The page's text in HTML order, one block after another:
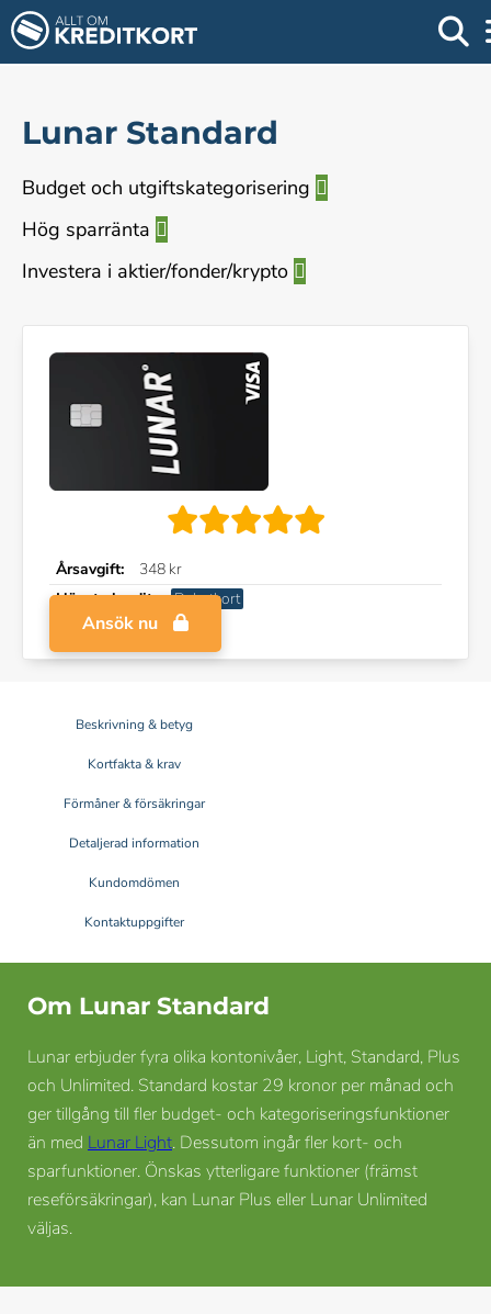
Lunar Standard
Budget och utgiftskategorisering
Hög sparränta
Investera i aktier/fonder/krypto
Årsavgift:
348 kr
Högsta kredit:
Debetkort
Ansök nu
Beskrivning & betyg
Kortfakta & krav
Förmåner & försäkringar
Detaljerad information
Kundomdömen
Kontaktuppgifter
Om Lunar Standard
Lunar erbjuder fyra olika kontonivåer, Light, Standard, Plus
och Unlimited. Standard kostar 29 kronor per månad och
ger tillgång till fler budget- och kategoriseringsfunktioner
än med Lunar Light. Dessutom ingår fler kort- och
sparfunktioner. Önskas ytterligare funktioner (främst
reseförsäkringar), kan Lunar Plus eller Lunar Unlimited
väljas.